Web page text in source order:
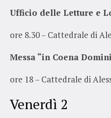
Ufficio delle Letture e
ore 8.30 – Cattedrale di
Messa “in Coena
ore 18 – Cattedrale di
Venerdì 2